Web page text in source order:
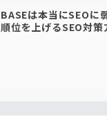
BASEは本当にSEOに
順位を上げるSEO対策